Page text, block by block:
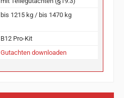
bis 1215 kg / bis 1470 kg
B12 Pro-Kit
Gutachten downloaden